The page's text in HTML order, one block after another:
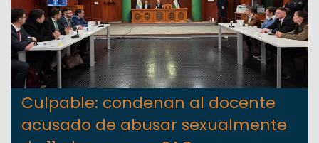
Culpable: condenan al docente
acusado de abusar sexualmente